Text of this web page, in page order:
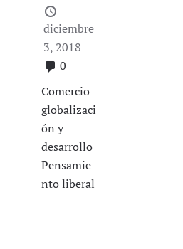
diciembre
3, 2018
0
Comercio
globalizaci
ón y
desarrollo
Pensamie
nto liberal